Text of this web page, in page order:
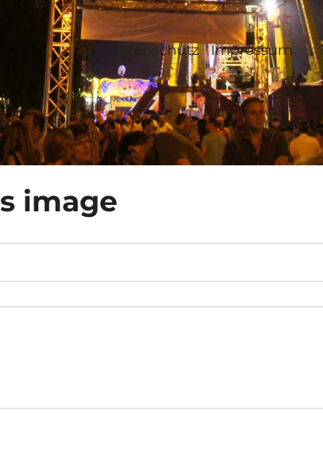
image
Datenschutz|Impressum